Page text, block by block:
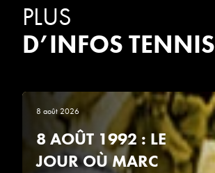
PLUS
D’INFOS TENNIS
8 août 2026
8 AOÛT 1992 : LE
JOUR OÙ MARC